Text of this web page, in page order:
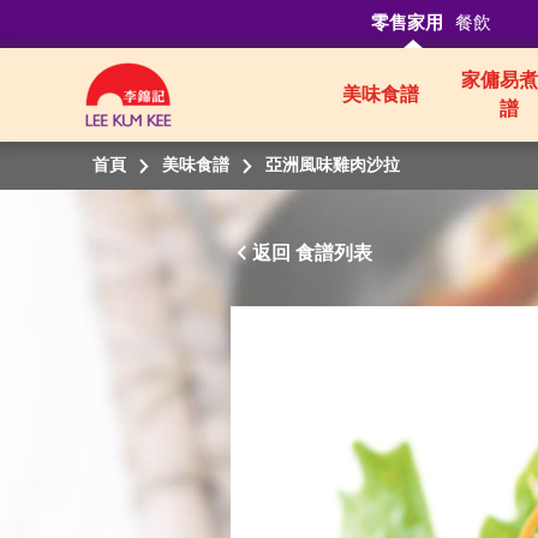
零售家用 餐飲
美味食譜
家傭易
譜
首頁 美味食譜 亞洲風味雞肉沙拉
返回